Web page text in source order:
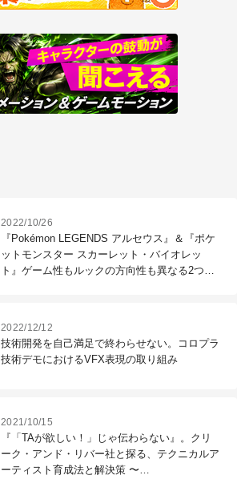
2022/10/26
『Pokémon LEGENDS アルセウス』＆『ポケ
ットモンスター スカーレット・バイオレッ
ト』ゲーム性もルックの方向性も異なる2つの
2022/12/12
技術開発を自己満足で終わらせない。コロプラ
技術デモにおけるVFX表現の取り組み
2021/10/15
『「TAが欲しい！」じゃ伝わらない』。クリ
ーク・アンド・リバー社と探る、テクニカルア
ーティスト育成法と解決策 〜